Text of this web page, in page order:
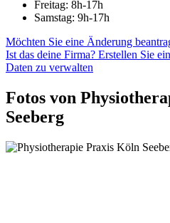
Freitag: 8h-17h
Samstag: 9h-17h
Möchten Sie eine Änderung
Ist das deine Firma? Erstellen Sie
Daten zu verwalten
Fotos von
Seeberg